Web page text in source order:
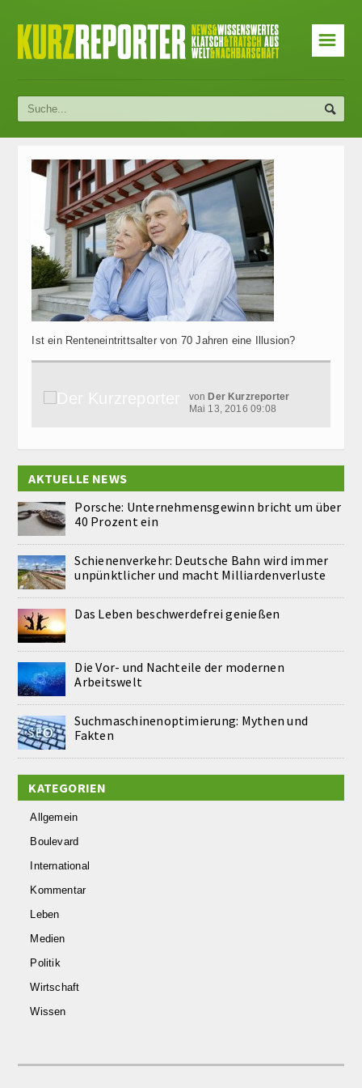
☰
Ist ein Renteneintrittsalter von 70 Jahren eine Illusion?
von Der Kurzreporter
Mai 13, 2016 09:08
AKTUELLE NEWS
Porsche: Unternehmensgewinn bricht um über
40 Prozent ein
Schienenverkehr: Deutsche Bahn wird immer
unpünktlicher und macht Milliardenverluste
Das Leben beschwerdefrei genießen
Die Vor- und Nachteile der modernen
Arbeitswelt
Suchmaschinenoptimierung: Mythen und
Fakten
KATEGORIEN
Allgemein
Boulevard
International
Kommentar
Leben
Medien
Politik
Wirtschaft
Wissen